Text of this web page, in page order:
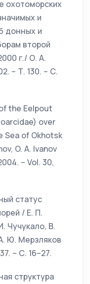
охотоморских
и
донных и
второй
г./ О. А.
– Т. 130. – С.
the Eelpout
over
Sea of Okhotsk
O. A. Ivanov
– Vol. 30,
статус
/ Е. П.
Чучукало, В.
Ю. Мерзляков
– С. 16–27.
структура